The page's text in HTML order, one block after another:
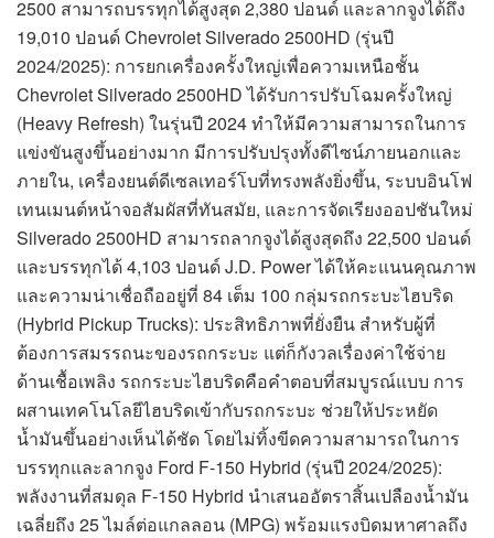
2500 สามารถบรรทุกได้สูงสุด 2,380 ปอนด์ และลากจูงได้ถึง
19,010 ปอนด์ Chevrolet Silverado 2500HD (รุ่นปี
2024/2025): การยกเครื่องครั้งใหญ่เพื่อความเหนือชั้น
Chevrolet Silverado 2500HD ได้รับการปรับโฉมครั้งใหญ่
(Heavy Refresh) ในรุ่นปี 2024 ทำให้มีความสามารถในการ
แข่งขันสูงขึ้นอย่างมาก มีการปรับปรุงทั้งดีไซน์ภายนอกและ
ภายใน, เครื่องยนต์ดีเซลเทอร์โบที่ทรงพลังยิ่งขึ้น, ระบบอินโฟ
เทนเมนต์หน้าจอสัมผัสที่ทันสมัย, และการจัดเรียงออปชันใหม่
Silverado 2500HD สามารถลากจูงได้สูงสุดถึง 22,500 ปอนด์
และบรรทุกได้ 4,103 ปอนด์ J.D. Power ได้ให้คะแนนคุณภาพ
และความน่าเชื่อถืออยู่ที่ 84 เต็ม 100 กลุ่มรถกระบะไฮบริด
(Hybrid Pickup Trucks): ประสิทธิภาพที่ยั่งยืน สำหรับผู้ที่
ต้องการสมรรถนะของรถกระบะ แต่ก็กังวลเรื่องค่าใช้จ่าย
ด้านเชื้อเพลิง รถกระบะไฮบริดคือคำตอบที่สมบูรณ์แบบ การ
ผสานเทคโนโลยีไฮบริดเข้ากับรถกระบะ ช่วยให้ประหยัด
น้ำมันขึ้นอย่างเห็นได้ชัด โดยไม่ทิ้งขีดความสามารถในการ
บรรทุกและลากจูง Ford F-150 Hybrid (รุ่นปี 2024/2025):
พลังงานที่สมดุล F-150 Hybrid นำเสนออัตราสิ้นเปลืองน้ำมัน
เฉลี่ยถึง 25 ไมล์ต่อแกลลอน (MPG) พร้อมแรงบิดมหาศาลถึง